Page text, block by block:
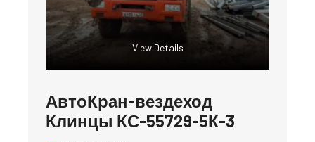
View Details
АвтоКран-вездеход
Клинцы КС-55729-5К-3